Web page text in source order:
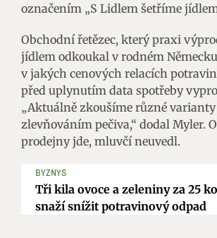
označením „S Lidlem šetříme
Obchodní řetězec, který praxi
jídlem odkoukal v rodném
v jakých cenových relacích
před uplynutím data spotřeby
„Aktuálně zkoušíme různé varianty
zlevňováním pečiva,“ dodal Myler.
prodejny jde, mluvčí neuvedl.
BYZNYS
Tři kila ovoce a zeleniny za 25
snaží snížit potravinový odpad